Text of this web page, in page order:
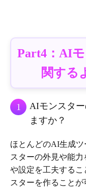
Part4：AI
関する
1
AIモンスタ
ますか？
ほとんどのAI生成
スターの外見や能
や設定を工夫する
スターを作ることが